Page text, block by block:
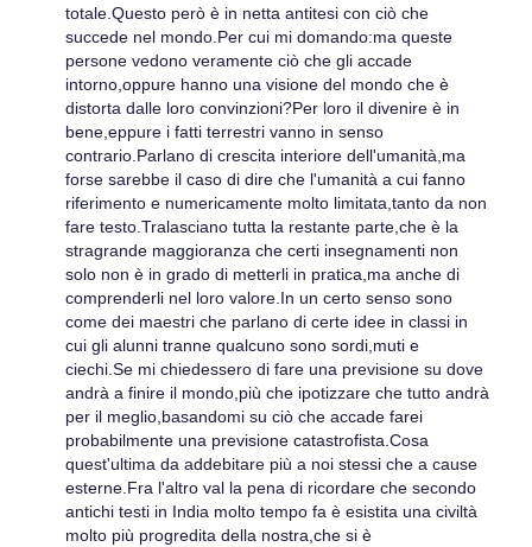
totale.Questo però è in netta antitesi con ciò che
succede nel mondo.Per cui mi domando:ma queste
persone vedono veramente ciò che gli accade
intorno,oppure hanno una visione del mondo che è
distorta dalle loro convinzioni?Per loro il divenire è in
bene,eppure i fatti terrestri vanno in senso
contrario.Parlano di crescita interiore dell'umanità,ma
forse sarebbe il caso di dire che l'umanità a cui fanno
riferimento e numericamente molto limitata,tanto da non
fare testo.Tralasciano tutta la restante parte,che è la
stragrande maggioranza che certi insegnamenti non
solo non è in grado di metterli in pratica,ma anche di
comprenderli nel loro valore.In un certo senso sono
come dei maestri che parlano di certe idee in classi in
cui gli alunni tranne qualcuno sono sordi,muti e
ciechi.Se mi chiedessero di fare una previsione su dove
andrà a finire il mondo,più che ipotizzare che tutto andrà
per il meglio,basandomi su ciò che accade farei
probabilmente una previsione catastrofista.Cosa
quest'ultima da addebitare più a noi stessi che a cause
esterne.Fra l'altro val la pena di ricordare che secondo
antichi testi in India molto tempo fa è esistita una civiltà
molto più progredita della nostra,che si è